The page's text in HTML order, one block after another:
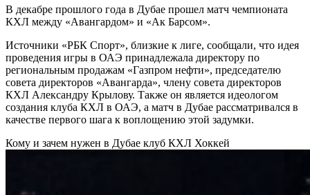
В декабре прошлого года в Дубае прошел матч чемпионата
КХЛ между «Авангардом» и «Ак Барсом».
Источники «РБК Спорт», близкие к лиге, сообщали, что идея
проведения игры в ОАЭ принадлежала директору по
региональным продажам «Газпром нефти», председателю
совета директоров «Авангарда», члену совета директоров
КХЛ Александру Крылову. Также он является идеологом
создания клуба КХЛ в ОАЭ, а матч в Дубае рассматривался в
качестве первого шага к воплощению этой задумки.
Кому и зачем нужен в Дубае клуб КХЛ Хоккей